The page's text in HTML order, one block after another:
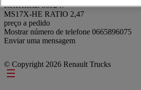
Referência: 369247
MS17X-HE RATIO 2,47
preço a pedido
Mostrar número de telefone 0665896075
Enviar uma mensagem
© Copyright 2026 Renault Trucks
Footer